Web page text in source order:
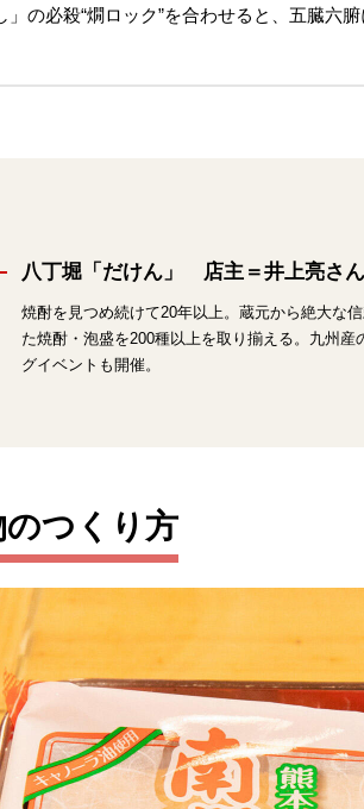
の必殺“燗ロック”を合わせると、五臓六
八丁堀「だけん」 店主＝井上亮さん
焼酎を見つめ続けて20年以上。蔵元から絶大な
た焼酎・泡盛を200種以上を取り揃える。九州
グイベントも開催。
つくり方